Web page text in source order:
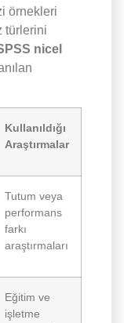
örnekleri
türlerini
nicel
Kullanıldığı
Araştırmalar
Tutum veya
performans
farkı
araştırmaları
Eğitim ve
işletme